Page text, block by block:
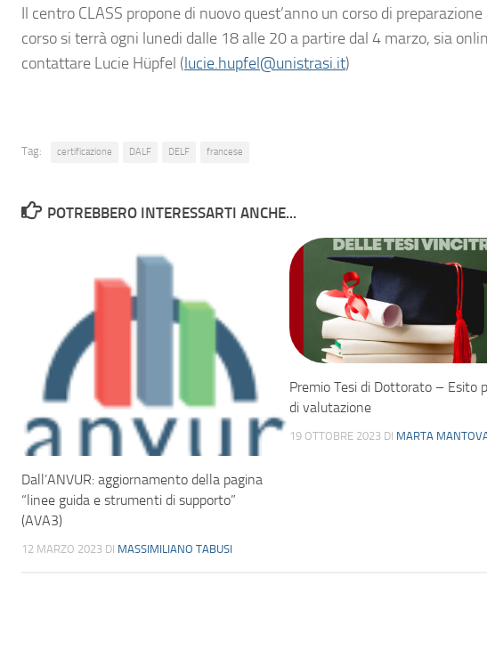
Il centro CLASS propone di nuovo quest’anno un corso di
corso si terrà ogni lunedi dalle 18 alle 20 a partire dal 4 marzo, sia
contattare Lucie Hüpfel (lucie.hupfel@unistrasi.it)
Tag: certificazione DALF DELF francese
POTREBBERO INTERESSARTI ANCHE...
Dall’ANVUR: aggiornamento della pagina
“linee guida e strumenti di supporto”
(AVA3)
12 MARZO 2023 DI MASSIMILIANO TABUSI
Premio Tesi di Dottorato – Esito
di valutazione
19 OTTOBRE 2023 DI MARTA